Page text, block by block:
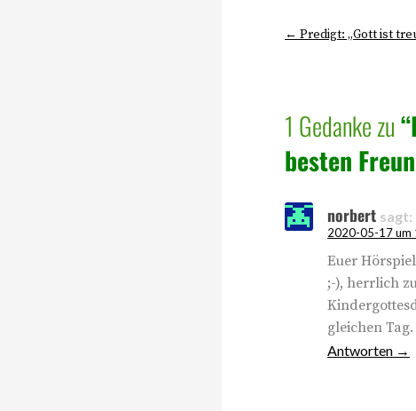
← Predigt: „Gott ist
1 Gedanke zu
besten
norbert sagt:
2020-05-17 um
Euer
;-), herrlich
gleichen Tag.
Antworten